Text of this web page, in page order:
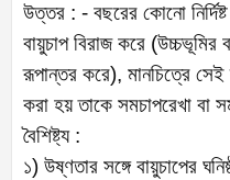
উত্তর : - বছরের কোনো
বায়ুচাপ বিরাজ করে (উচ্চভূমির
রূপান্তর করে), মানচিত্রে
করা হয় তাকে সমচাপরেখা বা
বৈশিষ্ট্য :
১) উষ্ণতার সঙ্গে বায়ুচাপের